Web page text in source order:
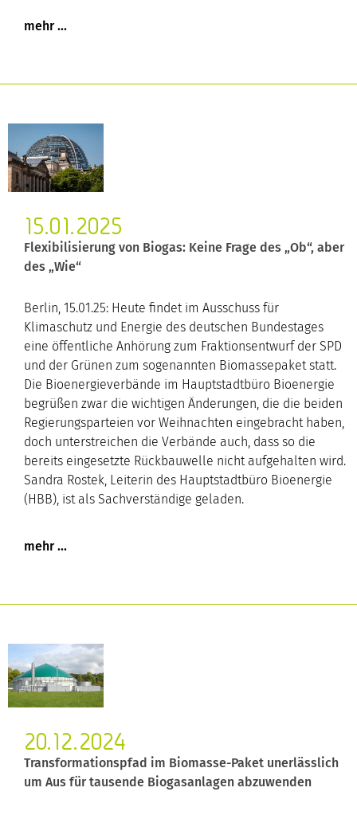
15.01.2025
Flexibilisierung von Biogas: Keine Frage des „Ob“, aber
des „Wie“
Berlin, 15.01.25: Heute findet im Ausschuss für
Klimaschutz und Energie des deutschen Bundestages
eine öffentliche Anhörung zum Fraktionsentwurf der SPD
und der Grünen zum sogenannten Biomassepaket statt.
Die Bioenergieverbände im Hauptstadtbüro Bioenergie
begrüßen zwar die wichtigen Änderungen, die die beiden
Regierungsparteien vor Weihnachten eingebracht haben,
doch unterstreichen die Verbände auch, dass so die
bereits eingesetzte Rückbauwelle nicht aufgehalten wird.
Sandra Rostek, Leiterin des Hauptstadtbüro Bioenergie
(HBB), ist als Sachverständige geladen.
20.12.2024
Transformationspfad im Biomasse-Paket unerlässlich
um Aus für tausende Biogasanlagen abzuwenden